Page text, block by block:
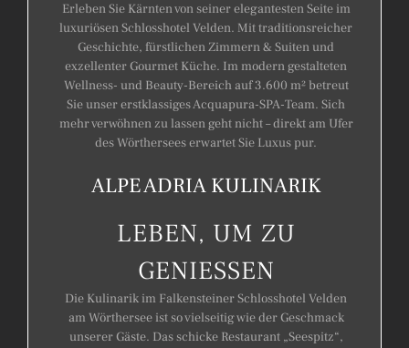
Erleben Sie Kärnten von seiner elegantesten Seite im
luxuriösen Schlosshotel Velden. Mit traditionsreicher
Geschichte, fürstlichen Zimmern & Suiten und
exzellenter Gourmet Küche. Im modern gestalteten
Wellness- und Beauty-Bereich auf 3.600 m² betreut
Sie unser erstklassiges Acquapura-SPA-Team. Sich
mehr verwöhnen zu lassen geht nicht – direkt am Ufer
des Wörthersees erwartet Sie Luxus pur.
ALPE ADRIA KULINARIK
LEBEN, UM ZU
GENIESSEN
Die Kulinarik im Falkensteiner Schlosshotel Velden
am Wörthersee ist so vielseitig wie der Geschmack
unserer Gäste. Das schicke Restaurant „Seespitz“,